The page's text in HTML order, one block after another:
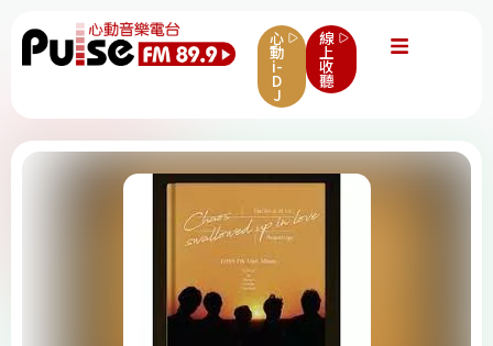
心
動
i-
D
J
線
上
收
聽